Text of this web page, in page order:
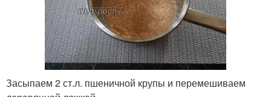
Засыпаем 2 ст.л. пшеничной крупы и перемешиваем